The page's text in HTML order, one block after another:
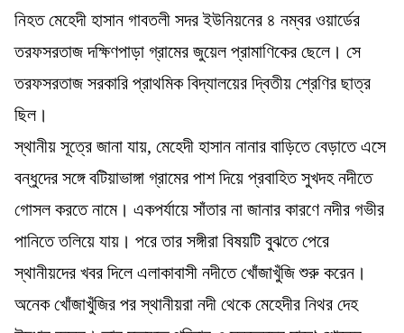
নিহত মেহেদী হাসান গাবতলী সদর ইউনিয়নের ৪ নম্বর ওয়ার্ডের
তরফসরতাজ দক্ষিণপাড়া গ্রামের জুয়েল প্রামাণিকের ছেলে। সে
তরফসরতাজ সরকারি প্রাথমিক বিদ্যালয়ের দ্বিতীয় শ্রেণির ছাত্র
ছিল।
স্থানীয় সূত্রে জানা যায়, মেহেদী হাসান নানার বাড়িতে বেড়াতে এসে
বন্ধুদের সঙ্গে বটিয়াভাঙ্গা গ্রামের পাশ দিয়ে প্রবাহিত সুখদহ নদীতে
গোসল করতে নামে। একপর্যায়ে সাঁতার না জানার কারণে নদীর গভীর
পানিতে তলিয়ে যায়। পরে তার সঙ্গীরা বিষয়টি বুঝতে পেরে
স্থানীয়দের খবর দিলে এলাকাবাসী নদীতে খোঁজাখুঁজি শুরু করেন।
অনেক খোঁজাখুঁজির পর স্থানীয়রা নদী থেকে মেহেদীর নিথর দেহ